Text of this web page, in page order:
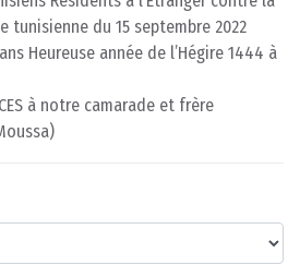
tunisienne du 15 septembre 2022
Heureuse année de l’Hégire 1444 à
à notre camarade et frère